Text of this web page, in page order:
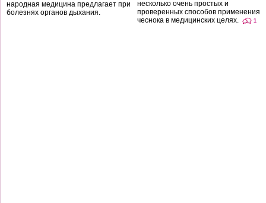
народная медицина предлагает при
болезнях органов дыхания.
несколько очень простых и
проверенных способов применения
чеснока в медицинских целях. 1